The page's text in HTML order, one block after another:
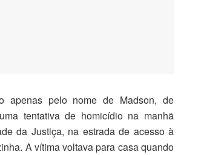
apenas pelo nome de Madson, de
tentativa de homicídio na manhã
da Justiça, na estrada de acesso à
A vítima voltava para casa quando